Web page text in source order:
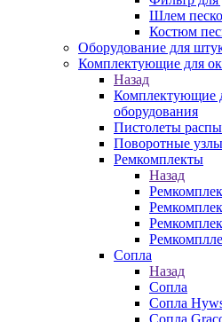
Шлем
Костюм
Оборудование для
Комплектующие для
Назад
Комплектующие
оборудования
Пистолеты
Поворотные узлы
Ремкомплекты
Назад
Сопла
Назад
Сопла
Сопла
Сопла